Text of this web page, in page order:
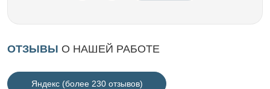
ОТЗЫВЫ О НАШЕЙ РАБОТЕ
Яндекс (более 230 отзывов)